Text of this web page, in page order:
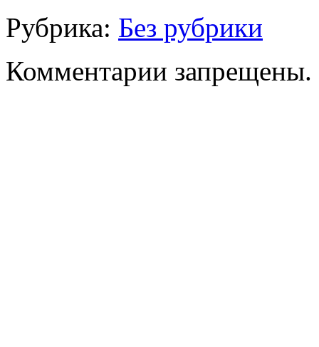
Рубрика: Без рубрики
Комментарии запрещены.